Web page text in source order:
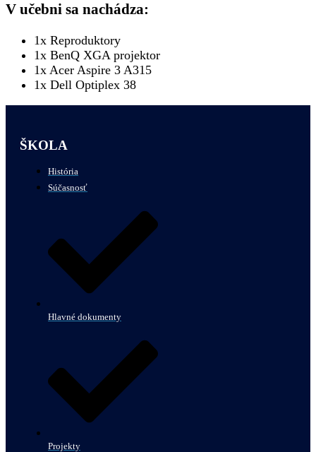
V učebni sa nachádza:
1x Reproduktory
1x BenQ XGA projektor
1x Acer Aspire 3 A315
1x Dell Optiplex 38
ŠKOLA
História
Súčasnosť
Hlavné dokumenty
Projekty